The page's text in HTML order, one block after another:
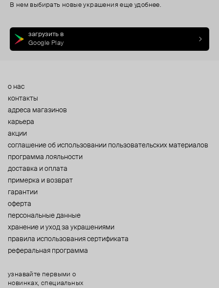
В нем выбирать новые украшения еще удобнее.
загрузить в
Google Play
о нас
контакты
адреса магазинов
карьера
акции
cоглашение об использовании пользовательских материалов
программа лояльности
доставка и оплата
примерка и возврат
гарантии
оферта
персональные данные
хранение и уход за украшениями
правила использования сертификата
реферальная программа
узнавайте первыми о
новинках, специальных